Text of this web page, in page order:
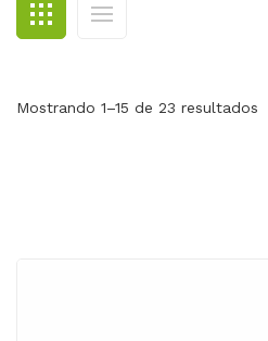
CONTACTO
Mostrando 1–15 de 23 resultados